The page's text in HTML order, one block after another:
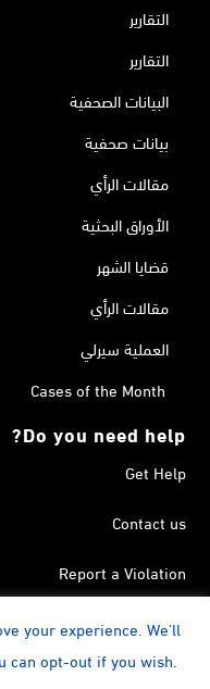
التقارير
التقارير
البيانات الصحفية
بيانات صحفية
مقالات الرأي
الأوراق البحثية
قضايا الشهر
مقالات الرأي
العملية سيرلي
Cases of the Month
Do you need help?
Get Help
Contact us
Report a Violation
in the Terrorism List
Twitter
Facebook
your experience. We'll
can opt-out if you wish.